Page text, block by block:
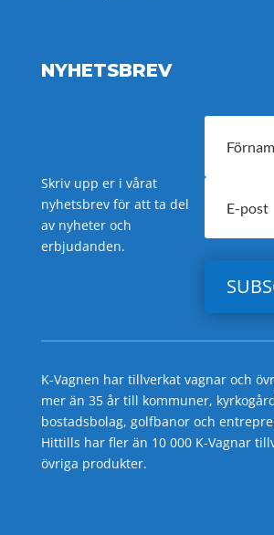
NYHETSBREV
Skriv upp er i vårat
nyhetsbrev för att ta del
av nyheter och
erbjudanden.
K-Vagnen har tillverkat vagnar och
mer än 35 år till kommuner,
bostadsbolag, golfbanor och
Hittills har fler än 10 000 K-Vagnar
övriga produkter.